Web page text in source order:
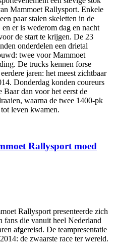
Mammoet Rallysport. Enkele
paar stalen skeletten in de
er is wederom dag en nacht
de start te krijgen. De 23
onderdelen een drietal
twee voor Mammoet
De trucks kennen forse
jaren: het meest zichtbaar
Donderdag konden coureurs
dan voor het eerst de
waarna de twee 1400-pk
leven kwamen.
Rallysport moed
Rallysport presenteerde zich
fans die vanuit heel Nederland
afgereisd. De teampresentatie
de zwaarste race ter wereld.